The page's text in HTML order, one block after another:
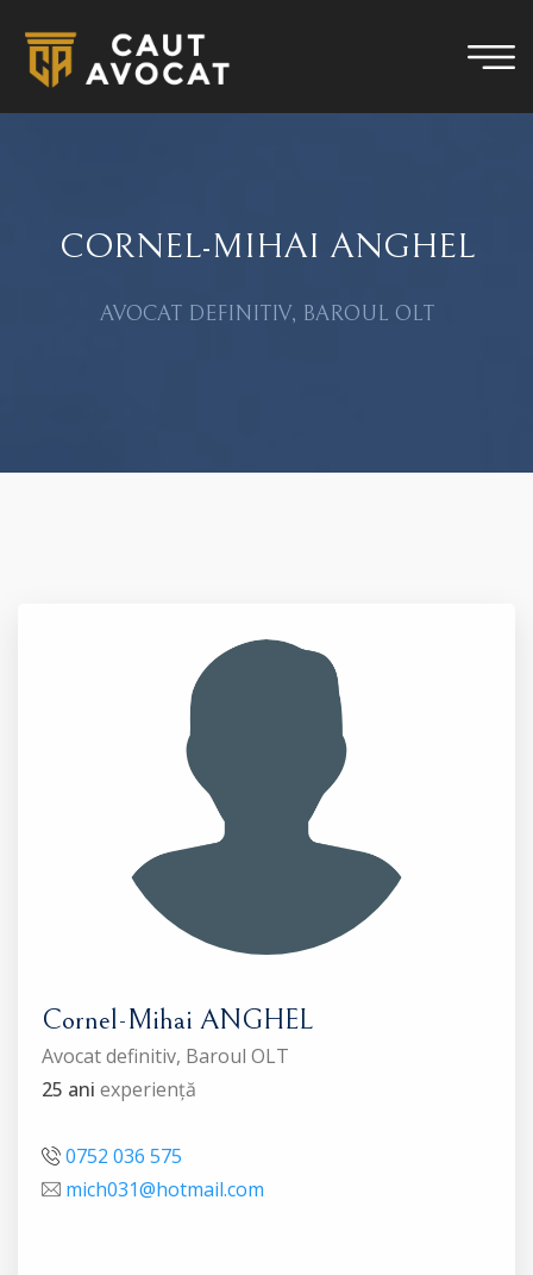
CORNEL-MIHAI ANGHEL
AVOCAT DEFINITIV, BAROUL OLT
Cornel-Mihai ANGHEL
Avocat definitiv, Baroul OLT
25 ani experiență
0752 036 575
mich031@hotmail.com